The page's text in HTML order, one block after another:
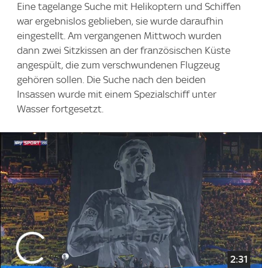
Eine tagelange Suche mit Helikoptern und Schiffen
war ergebnislos geblieben, sie wurde daraufhin
eingestellt. Am vergangenen Mittwoch wurden
dann zwei Sitzkissen an der französischen Küste
angespült, die zum verschwundenen Flugzeug
gehören sollen. Die Suche nach den beiden
Insassen wurde mit einem Spezialschiff unter
Wasser fortgesetzt.
2:31